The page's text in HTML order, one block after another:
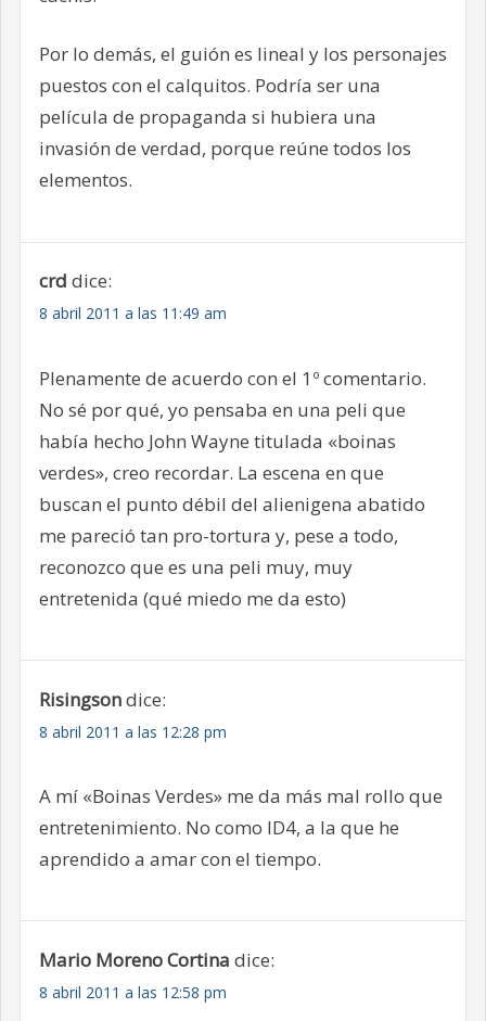
Por lo demás, el guión es lineal y los personajes
puestos con el calquitos. Podría ser una
película de propaganda si hubiera una
invasión de verdad, porque reúne todos los
elementos.
crd dice:
8 abril 2011 a las 11:49 am
Plenamente de acuerdo con el 1º comentario.
No sé por qué, yo pensaba en una peli que
había hecho John Wayne titulada «boinas
verdes», creo recordar. La escena en que
buscan el punto débil del alienigena abatido
me pareció tan pro-tortura y, pese a todo,
reconozco que es una peli muy, muy
entretenida (qué miedo me da esto)
Risingsondice:
8 abril 2011 a las 12:28 pm
A mí «Boinas Verdes» me da más mal rollo que
entretenimiento. No como ID4, a la que he
aprendido a amar con el tiempo.
Mario Moreno Cortina dice:
8 abril 2011 a las 12:58 pm